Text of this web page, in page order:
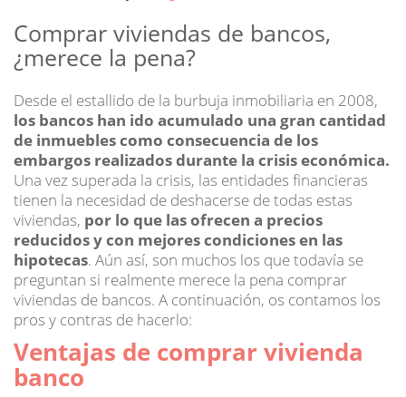
Comprar viviendas de bancos,
¿merece la pena?
Desde el estallido de la burbuja inmobiliaria en 2008,
los bancos han ido acumulado una gran cantidad
de inmuebles como consecuencia de los
embargos realizados durante la crisis económica.
Una vez superada la crisis, las entidades financieras
tienen la necesidad de deshacerse de todas estas
viviendas, por lo que las ofrecen a precios
reducidos y con mejores condiciones en las
hipotecas. Aún así, son muchos los que todavía se
preguntan si realmente merece la pena comprar
viviendas de bancos. A continuación, os contamos los
pros y contras de hacerlo:
Ventajas de comprar vivienda
banco